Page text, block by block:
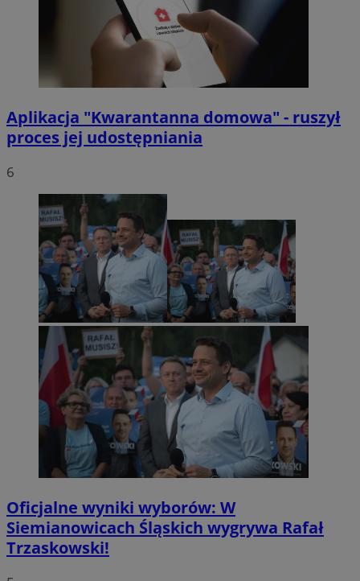
Aplikacja "Kwarantanna domowa" - ruszył
proces jej udostępniania
6
Oficjalne wyniki wyborów: W
Siemianowicach Śląskich wygrywa Rafał
Trzaskowski!